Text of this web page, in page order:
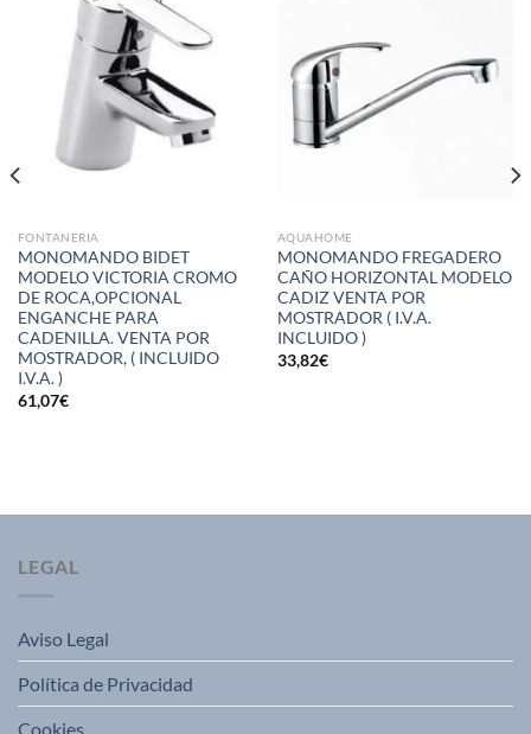
lista de
deseos
FONTANERIA
MONOMANDO BIDET
MODELO VICTORIA CROMO
DE ROCA,OPCIONAL
ENGANCHE PARA
CADENILLA. VENTA POR
MOSTRADOR, ( INCLUIDO
I.V.A. )
61,07€
AQUAHOME
MONOMANDO FREGADERO
CAÑO HORIZONTAL MODELO
CADIZ VENTA POR
MOSTRADOR ( I.V.A.
INCLUIDO )
33,82€
LEGAL
Aviso Legal
Política de Privacidad
Cookies